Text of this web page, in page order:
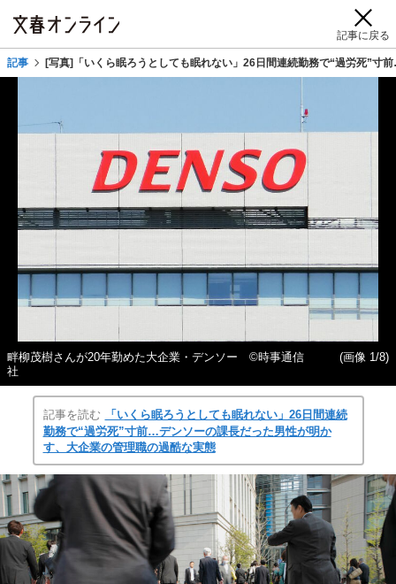
記事に戻る
記事 [写真]「いくら眠ろうとしても眠れない」26日間連続勤務で“過労死”寸
畔柳茂樹さんが20年勤めた大企業・デンソー ©時事通信
社
(画像 1/8)
記事を読む
「いくら眠ろうとしても眠れない」26日間連続
勤務で“過労死”寸前…デンソーの課長だった男性が明か
す、大企業の管理職の過酷な実態